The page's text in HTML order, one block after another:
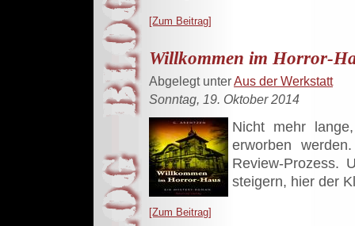
[Zum Beitrag]
Willkommen im Horror-
Abgelegt unterAus der Werkstatt
Sonntag, 19. Oktober 2014
Nicht mehr
erworben
Review-Prozess.
steigern, hier der
[Zum Beitrag]